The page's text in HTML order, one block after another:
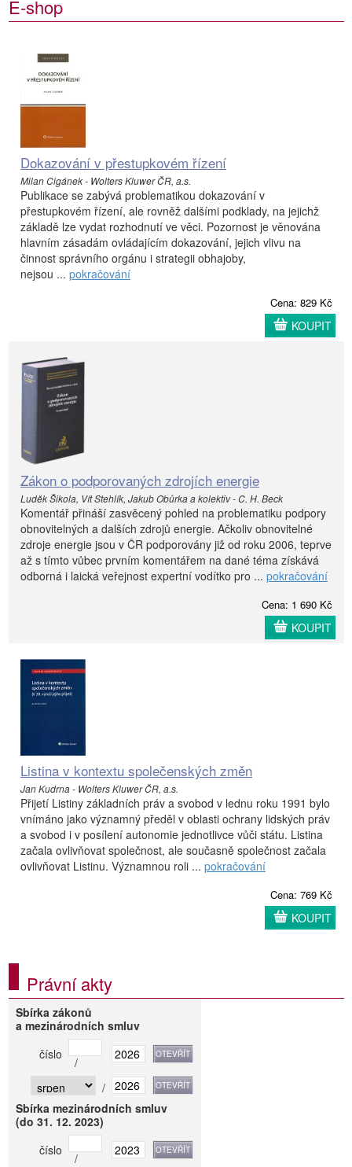
E-shop
Dokazování v přestupkovém řízení
Milan Cigánek - Wolters Kluwer ČR, a.s.
Publikace se zabývá problematikou dokazování v
přestupkovém řízení, ale rovněž dalšími podklady, na jejichž
základě lze vydat rozhodnutí ve věci. Pozornost je věnována
hlavním zásadám ovládajícím dokazování, jejich vlivu na
činnost správního orgánu i strategii obhajoby,
nejsou ... pokračování
Cena: 829 Kč
KOUPIT
Zákon o podporovaných zdrojích energie
Luděk Šikola, Vít Stehlík, Jakub Obůrka a kolektiv - C. H. Beck
Komentář přináší zasvěcený pohled na problematiku podpory
obnovitelných a dalších zdrojů energie. Ačkoliv obnovitelné
zdroje energie jsou v ČR podporovány již od roku 2006, teprve
až s tímto vůbec prvním komentářem na dané téma získává
odborná i laická veřejnost expertní vodítko pro ... pokračování
Cena: 1 690 Kč
KOUPIT
Listina v kontextu společenských změn
Jan Kudrna - Wolters Kluwer ČR, a.s.
Přijetí Listiny základních práv a svobod v lednu roku 1991 bylo
vnímáno jako významný předěl v oblasti ochrany lidských práv
a svobod i v posílení autonomie jednotlivce vůči státu. Listina
začala ovlivňovat společnost, ale současně společnost začala
ovlivňovat Listinu. Významnou roli ... pokračování
Cena: 769 Kč
KOUPIT
Právní akty
Sbírka zákonů
a mezinárodních smluv
číslo
/
/
Sbírka mezinárodních smluv
(do 31. 12. 2023)
číslo
/